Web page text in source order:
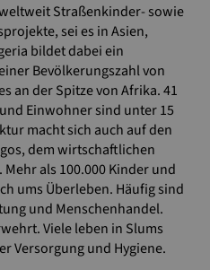
Straßenkinder- sowie
sei es in Asien,
bildet dabei ein
Bevölkerungszahl von
an der Spitze von Afrika. 41
Einwohner sind unter 15
macht sich auch auf den
dem wirtschaftlichen
als 100.000 Kinder und
ums Überleben. Häufig sind
und Menschenhandel.
Viele leben in Slums
Versorgung und Hygiene.